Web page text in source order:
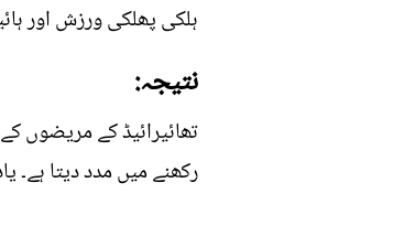
ہلکی پھلکی ورزش اور
نتیجہ:
تھائیرائیڈ کے مریضوں
رکھنے میں مدد دیتا